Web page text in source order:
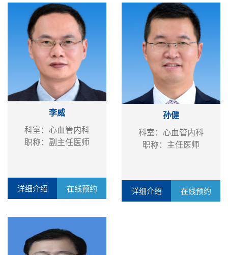
李威
科室：心血管内科
职称：副主任医师
详细介绍 在线预约
孙健
科室：心血管内科
职称：主任医师
详细介绍 在线预约